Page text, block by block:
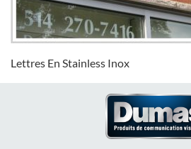
Lettres En Stainless Inox